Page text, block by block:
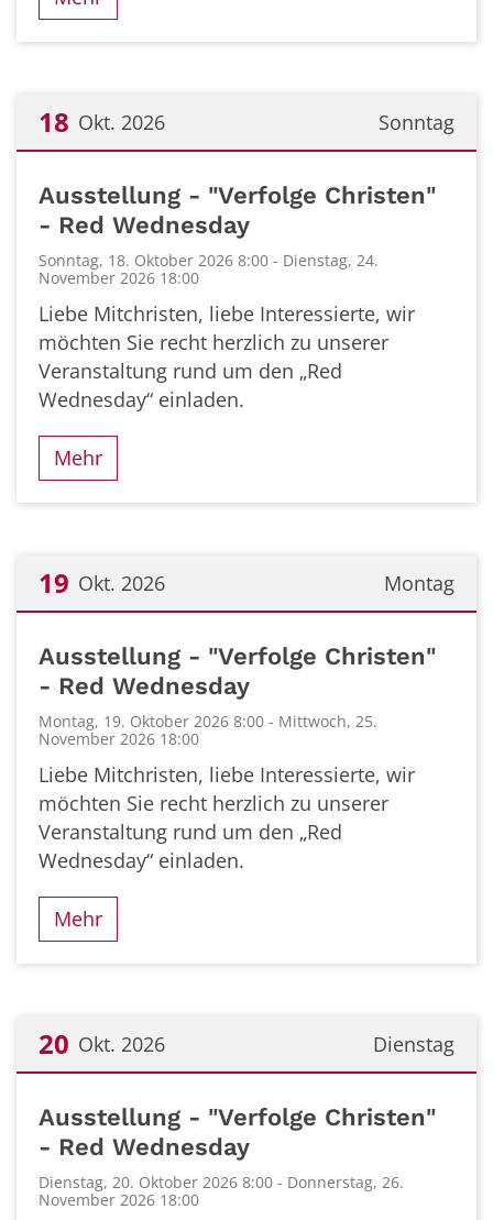
Sonntag
18 Okt. 2026
Ausstellung - "Verfolge Christen"
- Red Wednesday
Sonntag, 18. Oktober 2026 8:00 - Dienstag, 24.
November 2026 18:00
Liebe Mitchristen, liebe Interessierte, wir
möchten Sie recht herzlich zu unserer
Veranstaltung rund um den „Red
Wednesday“ einladen.
Mehr
Montag
19 Okt. 2026
Ausstellung - "Verfolge Christen"
- Red Wednesday
Montag, 19. Oktober 2026 8:00 - Mittwoch, 25.
November 2026 18:00
Liebe Mitchristen, liebe Interessierte, wir
möchten Sie recht herzlich zu unserer
Veranstaltung rund um den „Red
Wednesday“ einladen.
Mehr
Dienstag
20 Okt. 2026
Ausstellung - "Verfolge Christen"
- Red Wednesday
Dienstag, 20. Oktober 2026 8:00 - Donnerstag, 26.
November 2026 18:00